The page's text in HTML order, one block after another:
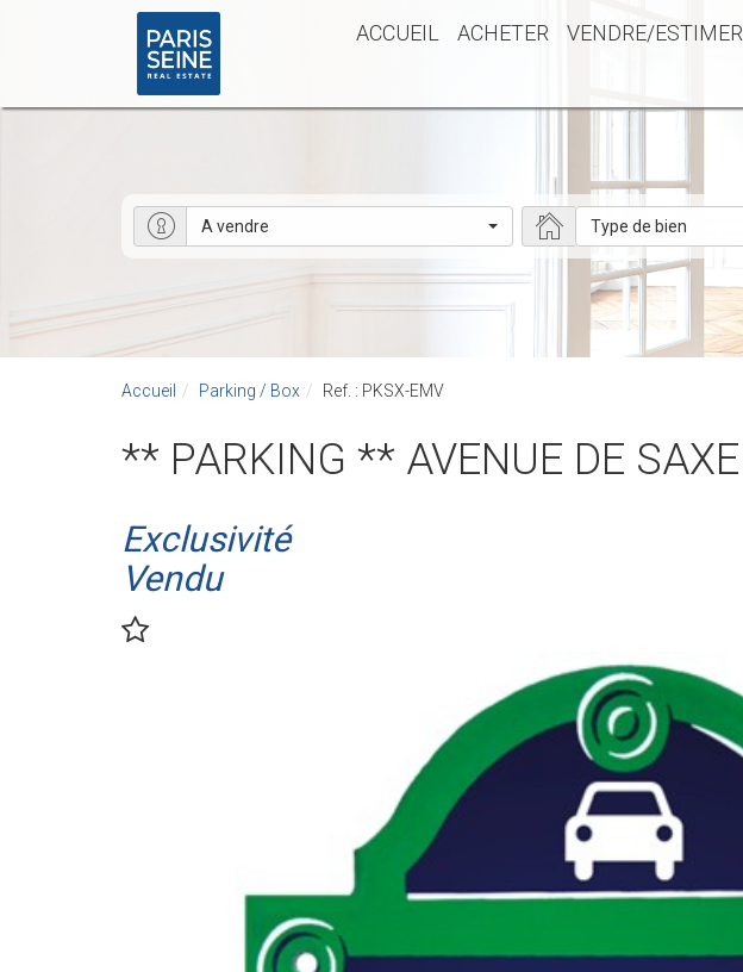
ACCUEIL ACHETER VENDRE/ESTIMER
A vendre Type de bien
Accueil Parking / Box Ref. : PKSX-EMV
** PARKING ** AVENUE DE SAXE
Exclusivité
Vendu